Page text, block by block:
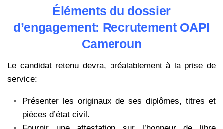
Éléments du dossier
d’engagement: Recrutement OAPI
Cameroun
Le candidat retenu devra, préalablement à la prise de
service:
Présenter les originaux de ses diplômes, titres et
pièces d’état civil.